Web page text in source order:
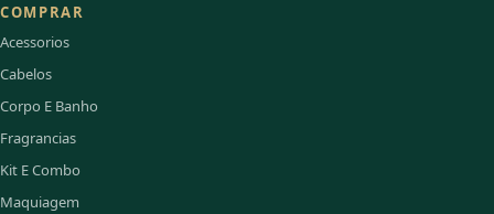
COMPRAR
Acessorios
Cabelos
Corpo E Banho
Fragrancias
Kit E Combo
Maquiagem